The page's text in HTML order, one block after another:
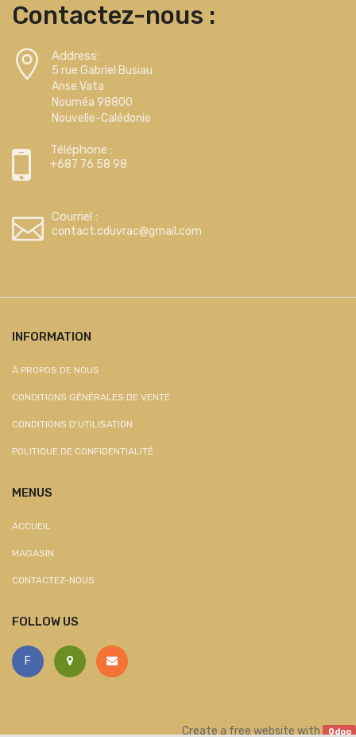
Contactez-nous :
Address:
5 rue Gabriel Busiau
Anse Vata
Nouméa 98800
Nouvelle-Calédonie
Téléphone :
+687 76 58 98
Courriel :
contact.cduvrac@gmail.com
INFORMATION
À PROPOS DE NOUS
CONDITIONS GÉNÉRALES DE VENTE
CONDITIONS D'UTILISATION
POLITIQUE DE CONFIDENTIALITÉ
MENUS
ACCUEIL
MAGASIN
CONTACTEZ-NOUS
FOLLOW US
F
Create a free website with Odoo